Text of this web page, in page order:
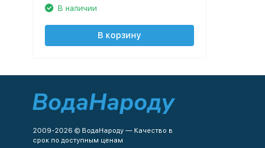
В наличии
В корзину
2009-2026 © ВодаНароду — Качество в
срок по доступным ценам